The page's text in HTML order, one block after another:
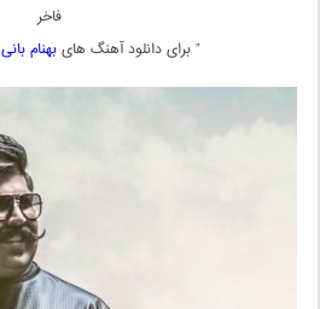
فاخر
” برای دانلود آهنگ هایبهنام بانی